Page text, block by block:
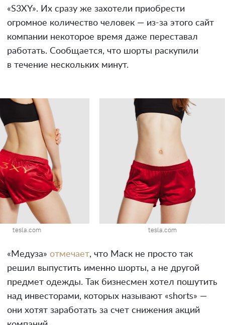
«S3XY». Их сразу же захотели приобрести
огромное количество человек — из-за этого сайт
компании некоторое время даже переставал
работать. Сообщается, что шорты раскупили
в течение нескольких минут.
tesla.com tesla.com
«Медуза» отмечает, что Маск не просто так
решил выпустить именно шорты, а не другой
предмет одежды. Так бизнесмен хотел пошутить
над инвесторами, которых называют «shorts» —
они хотят заработать за счет снижения акций